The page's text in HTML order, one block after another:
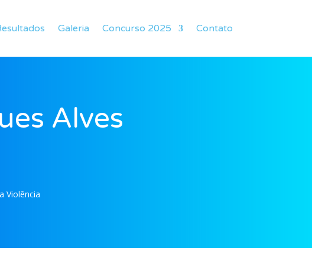
Galeria Concurso 2025 Contato
Alves
Violência